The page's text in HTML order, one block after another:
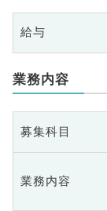
給与
業務内容
募集科目
業務内容